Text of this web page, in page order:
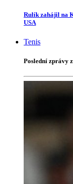
Rulík zahájil na
USA
Tenis
Poslední zprávy